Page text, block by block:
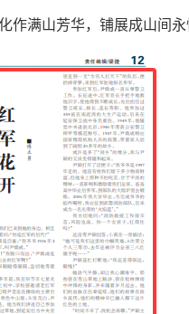
作满山芳华，铺展成山间